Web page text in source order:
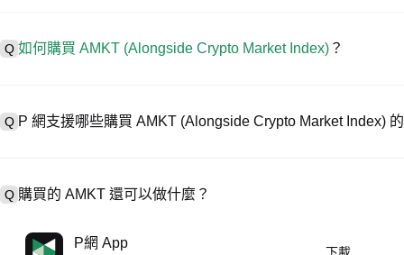
各種交易工具，幫助用戶輕鬆交易。例如，P 網支援多種代幣交易
2. 在帳戶中存入法幣或加密貨幣。
3. 在 CEX 中搜尋 AMKT。
Q 如何購買 AMKT (Alongside Crypto Market Index) ？
Q P 網支援哪些購買 AMKT (Alongside Crypto Market Index)
1）信用卡/金融卡(Visa/MasterCard) 即時購買穩定幣 (USDT)；
2）點對點 (P2P) 交易，透過託管機制直接向其他用戶購買 USDT；
4）場外交易 (OTC) 處理超過 10 萬美元的大宗交易，提供客製化報
Q 購買的 AMKT 還可以做什麼？
使用 USDT 或 USDC 進行合約交易。
P網 App